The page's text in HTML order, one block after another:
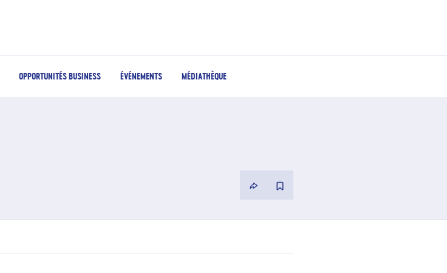
OPPORTUNITÉS BUSINESS ÉVÉNEMENTS MÉDIATHÈQUE